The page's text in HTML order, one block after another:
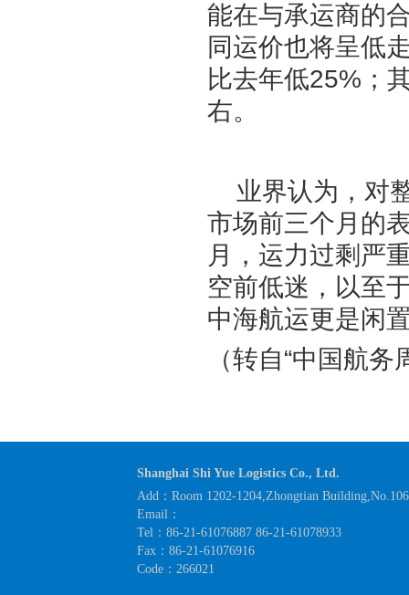
能在与承运商的
同运价也将呈低
比去年低25%；
右。
业界认为，对
市场前三个月的
月，运力过剩严
空前低迷，以至
中海航运更是闲
（转自“中国航
Shanghai Shi Yue Logistics Co., Ltd.
Add：Room 1202-1204,Zhongtian
Email：
Tel：86-21-61076887 86-21-61078933
Fax：86-21-61076916
Code：266021